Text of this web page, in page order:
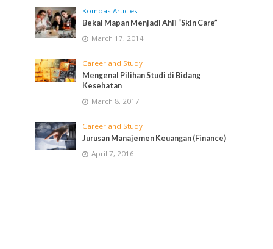
Kompas Articles
Bekal Mapan Menjadi Ahli “Skin Care”
March 17, 2014
Career and Study
Mengenal Pilihan Studi di Bidang
Kesehatan
March 8, 2017
Career and Study
Jurusan Manajemen Keuangan (Finance)
April 7, 2016